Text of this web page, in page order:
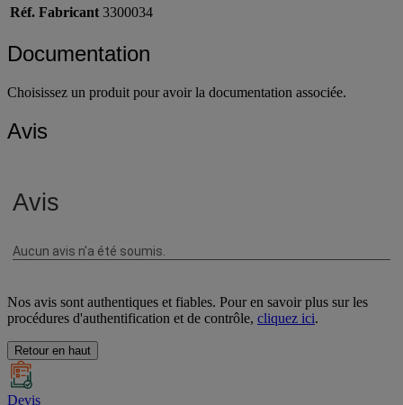
Réf. Fabricant 3300034
Documentation
Choisissez un produit pour avoir la documentation associée.
Avis
Nos avis sont authentiques et fiables. Pour en savoir plus sur les
procédures d'authentification et de contrôle, cliquez ici.
Retour en haut
Devis